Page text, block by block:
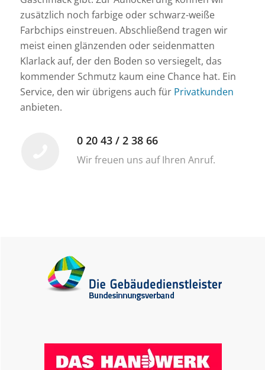
zusätzlich noch farbige oder schwarz-weiße
Farbchips einstreuen. Abschließend tragen wir
meist einen glänzenden oder seidenmatten
Klarlack auf, der den Boden so versiegelt, das
kommender Schmutz kaum eine Chance hat. Ein
Service, den wir übrigens auch für Privatkunden
anbieten.
0 20 43 / 2 38 66
Wir freuen uns auf Ihren Anruf.